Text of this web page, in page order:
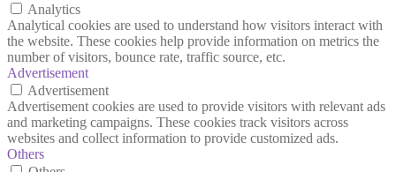
Analytics
Analytical cookies are used to understand how visitors interact with
the website. These cookies help provide information on metrics the
number of visitors, bounce rate, traffic source, etc.
Advertisement
Advertisement
Advertisement cookies are used to provide visitors with relevant ads
and marketing campaigns. These cookies track visitors across
websites and collect information to provide customized ads.
Others